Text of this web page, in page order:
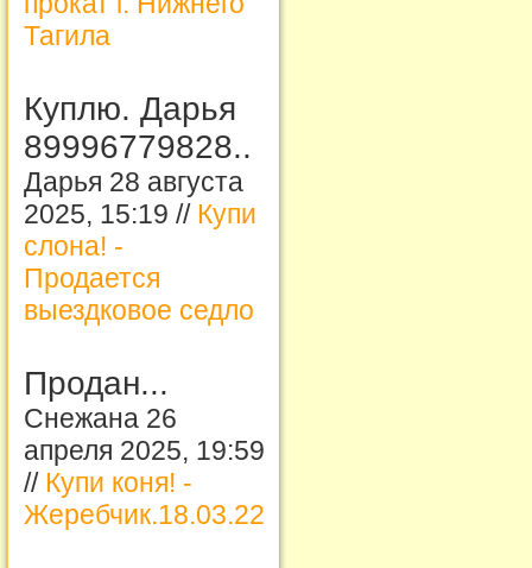
Тагила
Куплю. Дарья
89996779828..
Дарья 28 августа
2025, 15:19 // Купи
слона! -
Продается
выездковое седло
Продан...
Снежана 26
апреля 2025, 19:59
// Купи коня! -
Жеребчик.18.03.22